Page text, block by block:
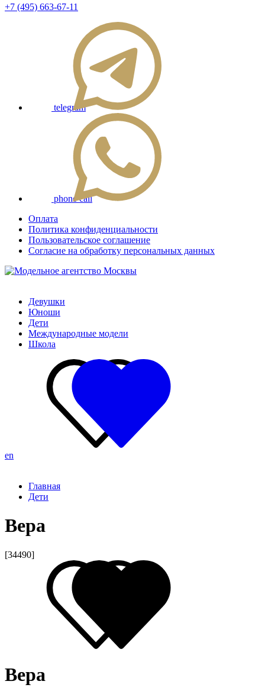
+7 (495) 663-67-11
telegram
phone call
Оплата
Политика конфиденциальности
Пользовательское соглашение
Согласие на обработку персональных данных
Девушки
Юноши
Дети
Международные модели
Школа
en
Главная
Дети
Вера
[34490]
Вера